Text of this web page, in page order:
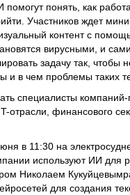
понять, как
Участников ждет
контент с
вирусными, и
задачу так, чтобы
и в чем проблемы таких
специалисты
отрасли, финансового
в 11:30 на
используют ИИ для
Николаем
для создания